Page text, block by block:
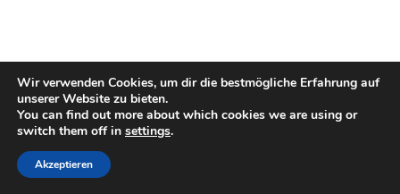
Wir verwenden Cookies, um dir die bestmögliche Erfahrung auf
unserer Website zu bieten.
You can find out more about which cookies we are using or
switch them off in settings.
Akzeptieren